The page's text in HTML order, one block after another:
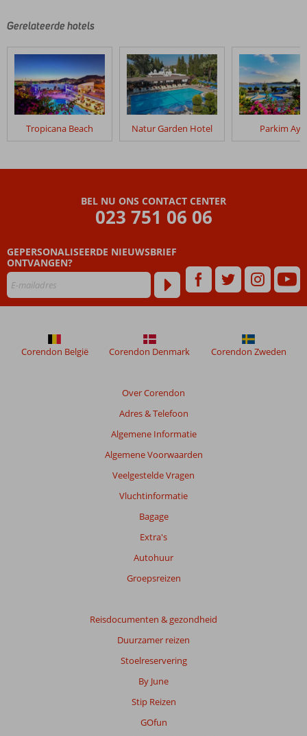
Gerelateerde hotels
Tropicana Beach Natur Garden Hotel Parkim
BEL NU ONS CONTACT CENTER
023 751 06 06
GEPERSONALISEERDE NIEUWSBRIEF
ONTVANGEN?
Over Corendon
Adres & Telefoon
Algemene Informatie
Algemene Voorwaarden
Veelgestelde Vragen
Vluchtinformatie
Bagage
Extra's
Autohuur
Groepsreizen
Reisdocumenten & gezondheid
Duurzamer reizen
Stoelreservering
By June
Stip Reizen
GOfun
Corendon België Corendon Denmark Corendon Zweden